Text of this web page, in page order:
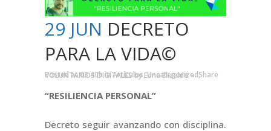
29 JUN DECRETO
PARA LA VIDA©
Posted at 03:40hinArtículos,Uncategorized,
VOLUNTARIOS DIGITALESbyEdna Elizalde Share
“RESILIENCIA PERSONAL”
Decreto seguir avanzando con disciplina.